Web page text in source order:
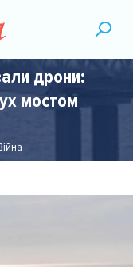
дрони:
мостом